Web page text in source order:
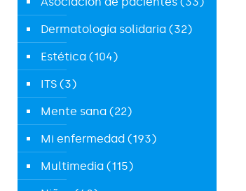
Dermatología solidaria (32)
Estética (104)
ITS (3)
Mente sana (22)
Mi enfermedad (193)
Multimedia (115)